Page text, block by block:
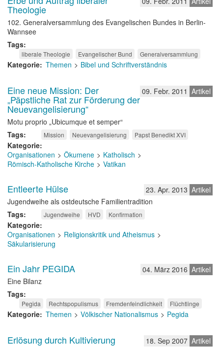
Theologie
102. Generalversammlung des Evangelischen Bundes in Berlin-
Wannsee
Tags
liberale Theologie Evangelischer Bund Generalversammlung
Kategorie Themen Bibel und Schriftverständnis
Artikel
09. Febr. 2011
Eine neue Mission: Der
„Päpstliche Rat zur Förderung der
Neuevangelisierung“
Motu proprio „Ubicumque et semper“
Tags
Mission Neuevangelisierung Papst Benedikt XVI
Kategorie
Organisationen
Ökumene
Katholisch
Römisch-Katholische Kirche
Vatikan
Artikel
23. Apr. 2013
Entleerte Hülse
Jugendweihe als ostdeutsche Familientradition
Tags
Jugendweihe HVD Konfirmation
Kategorie
Organisationen
Religionskritik und Atheismus
Säkularisierung
Artikel
04. März 2016
Ein Jahr PEGIDA
Eine Bilanz
Tags
Pegida Rechtspopulismus Fremdenfeindlichkeit Flüchtlinge
Kategorie Themen Völkischer Nationalismus Pegida
Artikel
18. Sep 2007
Erlösung durch Kultivierung